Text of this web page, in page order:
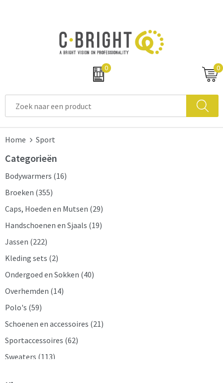
0 0
Home Sport
Categorieën
Bodywarmers (16)
Broeken (355)
Caps, Hoeden en Mutsen (29)
Handschoenen en Sjaals (19)
Jassen (222)
Kleding sets (2)
Ondergoed en Sokken (40)
Overhemden (14)
Polo's (59)
Schoenen en accessoires (21)
Sportaccessoires (62)
Sweaters (113)